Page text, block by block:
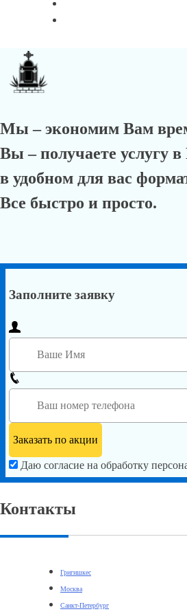
Мы – экономим Вам
Вы – получаете услугу
в удобном для вас
Все быстро и просто.
Заполните заявку
Даю согласие на обработку
Контакты
Григишкес
Москва
Санкт-Петербург